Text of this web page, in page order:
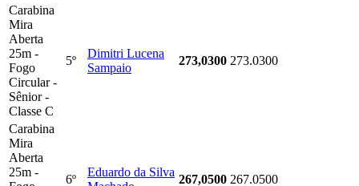
Carabina
Mira
Aberta
25m -
Fogo
Circular -
Sênior -
Classe C
5º
Dimitri Lucena
Sampaio
273,0300 273.0300
Carabina
Mira
Aberta
25m -
6º
Eduardo da Silva
267,0500 267.0500